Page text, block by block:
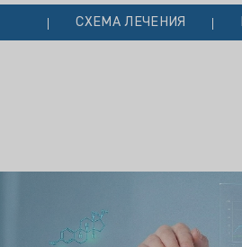
СХЕМА ЛЕЧЕНИЯ